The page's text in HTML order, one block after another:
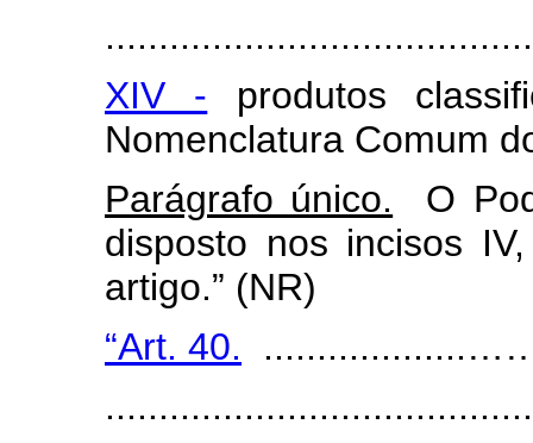
XIV - produtos
Nomenclatura Comum
Parágrafo único. O
disposto nos incisos
artigo.” (NR)
“Art. 40.